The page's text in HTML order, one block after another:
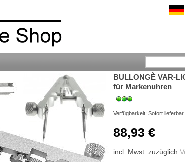
BULLONGÈ VAR-
für Markenuhren
Verfügbarkeit: Sofort lieferbar
88,93 €
incl. Mwst. zuzüglich